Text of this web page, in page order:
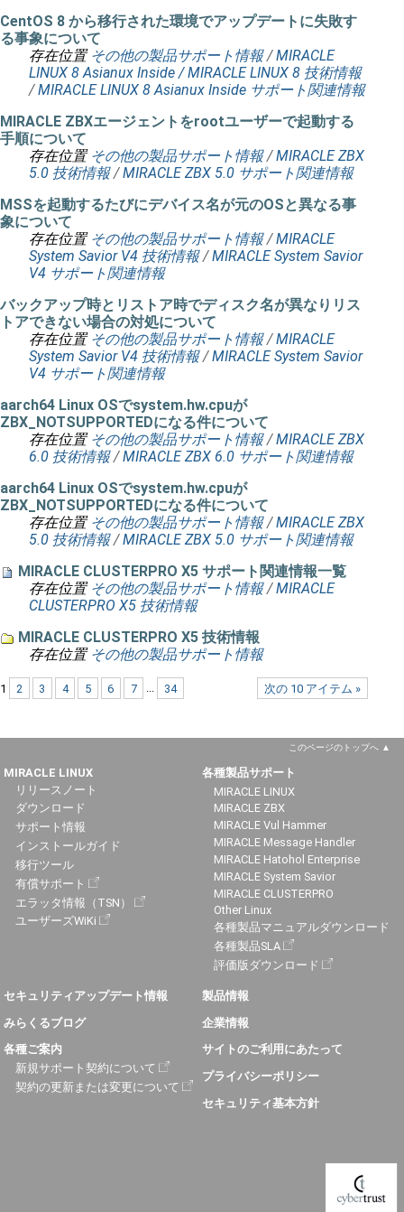
CentOS 8 から移行された環境でアップデートに失敗す
る事象について
存在位置 その他の製品サポート情報 /MIRACLE
LINUX 8 Asianux Inside / MIRACLE LINUX 8 技術情報
/MIRACLE LINUX 8 Asianux Inside サポート関連情報
MIRACLE ZBXエージェントをrootユーザーで起動する
手順について
存在位置 その他の製品サポート情報 /MIRACLE ZBX
5.0 技術情報 /MIRACLE ZBX 5.0 サポート関連情報
MSSを起動するたびにデバイス名が元のOSと異なる事
象について
存在位置 その他の製品サポート情報 /MIRACLE
System Savior V4 技術情報 /MIRACLE System Savior
V4 サポート関連情報
バックアップ時とリストア時でディスク名が異なりリス
トアできない場合の対処について
存在位置 その他の製品サポート情報 /MIRACLE
System Savior V4 技術情報 /MIRACLE System Savior
V4 サポート関連情報
aarch64 Linux OSでsystem.hw.cpuが
ZBX_NOTSUPPORTEDになる件について
存在位置 その他の製品サポート情報 /MIRACLE ZBX
6.0 技術情報 /MIRACLE ZBX 6.0 サポート関連情報
aarch64 Linux OSでsystem.hw.cpuが
ZBX_NOTSUPPORTEDになる件について
存在位置 その他の製品サポート情報 /MIRACLE ZBX
5.0 技術情報 /MIRACLE ZBX 5.0 サポート関連情報
MIRACLE CLUSTERPRO X5 サポート関連情報一覧
存在位置 その他の製品サポート情報 /MIRACLE
CLUSTERPRO X5 技術情報
MIRACLE CLUSTERPRO X5 技術情報
存在位置 その他の製品サポート情報
次の 10 アイテム »
1 2 3 4 5 6 7 ... 34
このページのトップへ
MIRACLE LINUX
リリースノート
ダウンロード
サポート情報
インストールガイド
移行ツール
有償サポート
エラッタ情報（TSN）
ユーザーズWiKi
各種製品サポート
MIRACLE LINUX
MIRACLE ZBX
MIRACLE Vul Hammer
MIRACLE Message Handler
MIRACLE Hatohol Enterprise
MIRACLE System Savior
MIRACLE CLUSTERPRO
Other Linux
各種製品マニュアルダウンロード
各種製品SLA
評価版ダウンロード
セキュリティアップデート情報
みらくるブログ
各種ご案内
新規サポート契約について
契約の更新または変更について
製品情報
企業情報
サイトのご利用にあたって
プライバシーポリシー
セキュリティ基本方針